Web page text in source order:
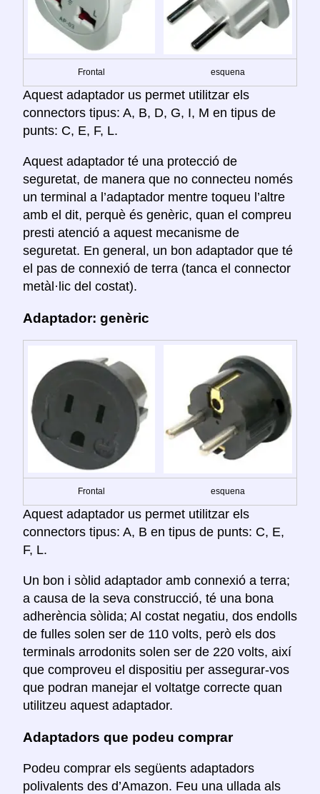
Frontal esquena
Aquest adaptador us permet utilitzar els
connectors tipus: A, B, D, G, I, M en tipus de
punts: C, E, F, L.
Aquest adaptador té una protecció de
seguretat, de manera que no connecteu només
un terminal a l’adaptador mentre toqueu l’altre
amb el dit, perquè és genèric, quan el compreu
presti atenció a aquest mecanisme de
seguretat. En general, un bon adaptador que té
el pas de connexió de terra (tanca el connector
metàl·lic del costat).
Adaptador: genèric
Frontal esquena
Aquest adaptador us permet utilitzar els
connectors tipus: A, B en tipus de punts: C, E,
F, L.
Un bon i sòlid adaptador amb connexió a terra;
a causa de la seva construcció, té una bona
adherència sòlida; Al costat negatiu, dos endolls
de fulles solen ser de 110 volts, però els dos
terminals arrodonits solen ser de 220 volts, així
que comproveu el dispositiu per assegurar-vos
que podran manejar el voltatge correcte quan
utilitzeu aquest adaptador.
Adaptadors que podeu comprar
Podeu comprar els següents adaptadors
polivalents des d’Amazon. Feu una ullada als